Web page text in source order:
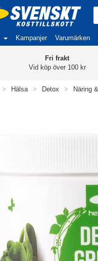
Kampanjer Varumärken
Fri frakt
Vid köp över 100 kr
> Hälsa > Detox > Näring